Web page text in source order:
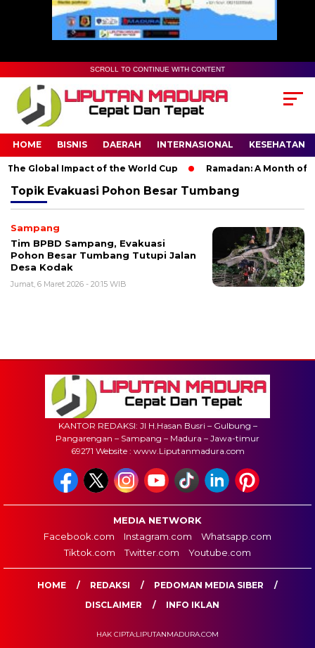
SCROLL TO CONTINUE WITH CONTENT
HOME BISNIS DAERAH INTERNASIONAL KESEHATAN
Global Impact of the World Cup Ramadan: A Month of
Topik Evakuasi Pohon Besar Tumbang
Sampang
Tim BPBD Sampang, Evakuasi
Pohon Besar Tumbang Tutupi Jalan
Desa Kodak
Jumat, 6 Maret 2026 - 20:15 WIB
KANTOR REDAKSI: Jl H.Hasan Busri – Gulbung –
Pangarengan – Sampang – Madura – Jawa-timur
69271 Website : www.Liputanmadura.com
MEDIA NETWORK
Facebook.com
Instagram.com
Whatsapp.com
Tiktok.com
Twitter.com Youtube.com
HOME REDAKSI
PEDOMAN MEDIA SIBER
DISCLAIMER
INFO IKLAN
HAK CIPTA:LIPUTANMADURA.COM